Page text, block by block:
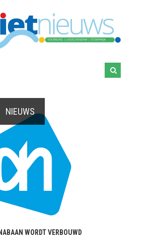
NIEUWS
WORDT VERBOUWD